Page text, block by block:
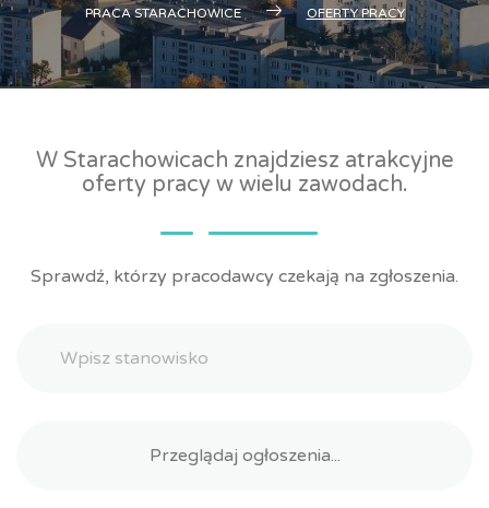
PRACA STARACHOWICE OFERTY PRACY
W Starachowicach znajdziesz atrakcyjne
oferty pracy w wielu zawodach.
Sprawdź, którzy pracodawcy czekają na zgłoszenia.